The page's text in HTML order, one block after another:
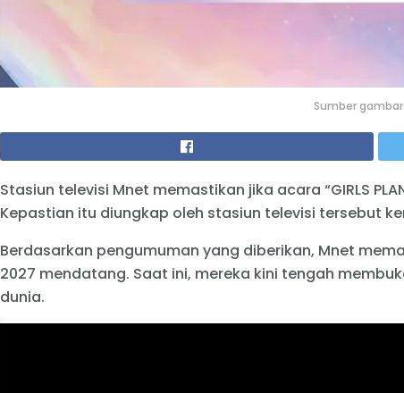
Sumber
Stasiun televisi Mnet memastikan jika acara “GIRLS
Kepastian itu diungkap oleh stasiun televisi tersebut
Berdasarkan pengumuman yang diberikan, Mnet
2027 mendatang. Saat ini, mereka kini tengah
dunia.